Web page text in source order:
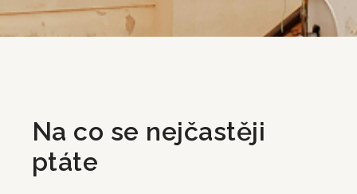
Na co se nejčastěji
ptáte